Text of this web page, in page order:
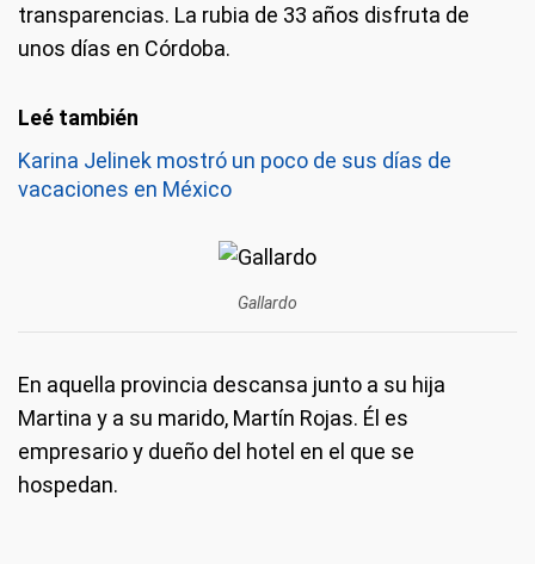
transparencias. La rubia de 33 años disfruta de
unos días en Córdoba.
Karina Jelinek mostró un poco de sus días de
vacaciones en México
Gallardo
En aquella provincia descansa junto a su hija
Martina y a su marido, Martín Rojas. Él es
empresario y dueño del hotel en el que se
hospedan.